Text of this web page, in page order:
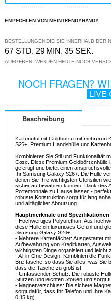
EMPFOHLEN VON MEINTRENDYHANDY
BESTELLUNGEN DIE SIE INNERHALB DER
67 STD. 29 MIN. 35 SEK.
AUFGEBEN, WERDEN HEUTE NOCH
NOCH FRAGEN?
LIVE
Beschreibung
Kartenetui mit Geldbörse mit mehreren
S26+, Premium Handyhülle und
Kombinieren Sie Stil und Funktionalität
Case. Diese Premium-Geldbörsenhülle
gefertigt und bietet einen
Ihr Samsung Galaxy S26+. Die Hülle
denen Sie Ihre wichtigsten Utensilien
sicher aufbewahren können. Dank des
Portemonnaie zu Hause lassen -
robuste Konstruktion sorgt für lang
und alltäglicher Abnutzung.
Hauptmerkmale und Spezifikationen
- Hochwertiges Polyurethan: Aus
diese Hülle ein luxuriöses Gefühl und
Samsung Galaxy S26+.
- Mehrere Kartenfächer: Ausgestattet
Aufbewahrung von Kreditkarten,
wichtigsten Dinge organisiert und leicht
- All-in-One-Design: Kombiniert die
Brieftasche, so dass Sie alles, was Sie
dass die Tasche zu groß ist.
- Umfassender Schutz: Die robuste
Stürzen und leichten Stößen und sorgt
- Magnetverschluss: Die sichere
sorgt dafür, dass Ihr Telefon und Ihre
0,15 kg).